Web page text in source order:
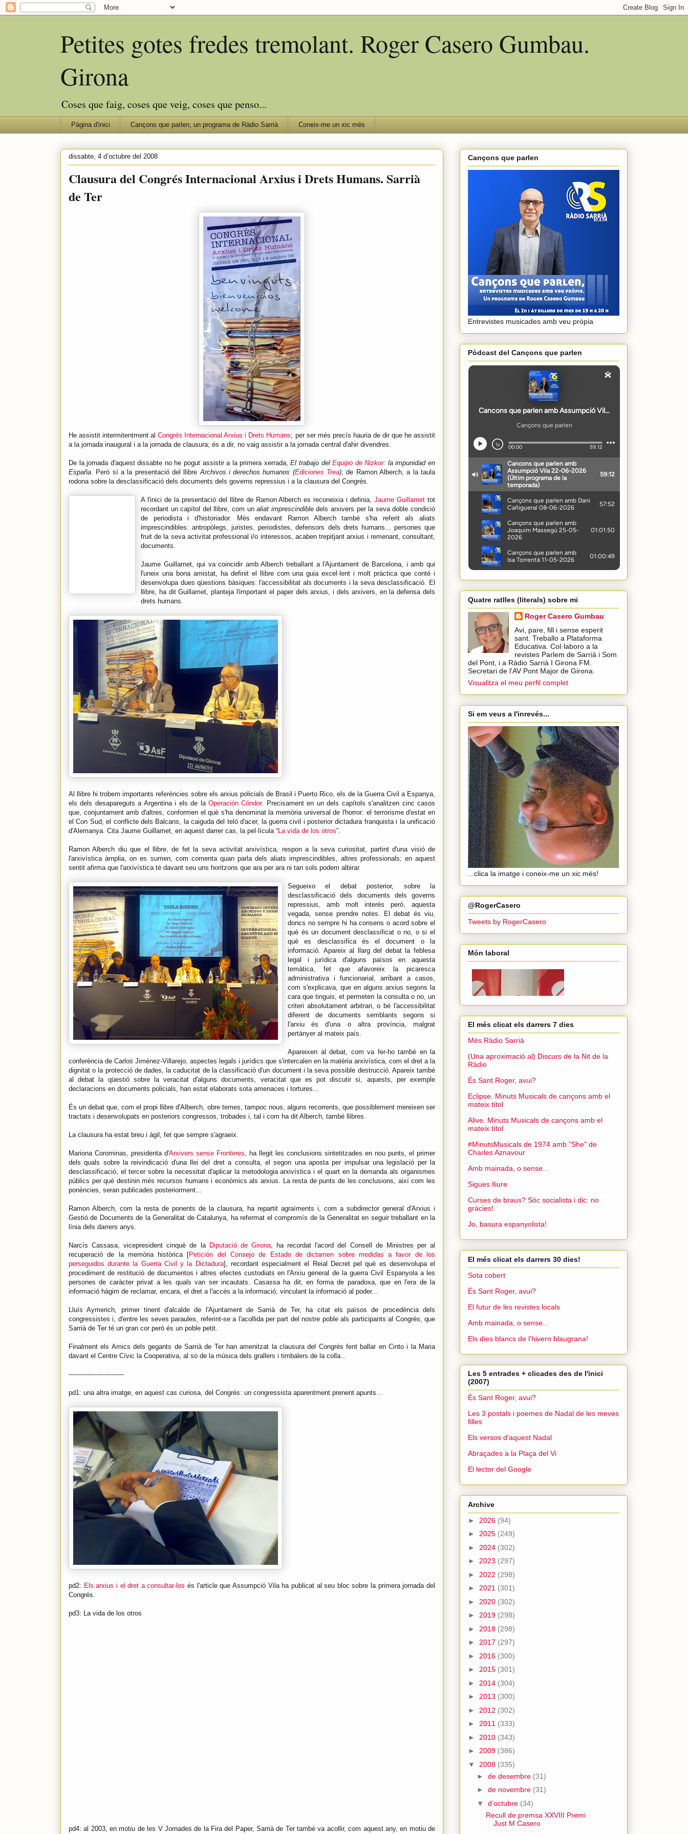
Petites gotes fredes tremolant. Roger Casero Gumbau.
Girona
Coses que faig, coses que veig, coses que penso...
Pàgina d'inici Cançons que parlen, un programa de Ràdio Sarrià Coneix-me un xic més
dissabte, 4 d’octubre del 2008
Clausura del Congrés Internacional Arxius i Drets Humans. Sarrià
de Ter
He assistit intermitentment alCongrés Internacional Arxius i Drets Humans; per ser més precís hauria de dir que he assistit
a la jornada inaugural i a la jornada de clausura; és a dir, no vaig assistir a la jornada central d'ahir divendres.
De la jornada d'aquest dissabte no he pogut assistir a la primera xerrada,El trabajo delEquipo de Nizkor: la impunidad en
España . Però sí a la presentació del llibre Archivos i derechos humanos (Ediciones Trea) , de Ramon Alberch, a la taula
rodona sobre la desclassificació dels documents dels governs repressius i a la clausura del Congrés.
A l'inici de la presentació del llibre de Ramon Alberch es reconeixia i definia,Jaume Guillamet tot
recordant un capítol del llibre, com unaliat imprescindibledels arxivers per la seva doble condició
de periodista i d'historiador. Més endavant Ramon Alberch també s'ha referit als aliats
imprescindibles: antropòlegs, juristes, periodistes, defensors dels drets humans... persones que
fruit de la seva activitat professional i/o interessos, acaben trepitjant arxius i remenant, consultant,
documents.
Jaume Guillamet, qui va coincidir amb Alberch treballant a l'Ajuntament de Barcelona, i amb qui
l'uneix una bona amistat, ha definit el llibre com una guia excel·lent i molt pràctica que conté i
desenvolupa dues qüestions bàsiques: l'accessibilitat als documents i la seva desclassificació. El
llibre, ha dit Guillamet, planteja l'important el paper dels arxius, i dels arxivers, en la defensa dels
drets humans.
Al llibre hi trobem importants referències sobre els arxius policials de Brasil i Puerto Rico, els de la Guerra Civil a Espanya,
els dels desapareguts a Argentina i els de la Operación Cóndor. Precisament en un dels capítols s'analitzen cinc casos
que, conjuntament amb d'altres, conformen el què s'ha denominat la memòria universal de l'horror: el terrorisme d'estat en
el Con Sud, el conflicte dels Balcans, la caiguda del teló d'acer, la guerra civil i posterior dictadura franquista i la unificació
d'Alemanya. Cita Jaume Guillamet, en aquest darrer cas, la pel·lícula “La vida de los otros”.
Ramon Alberch diu que el llibre, de fet la seva activitat arxivística, respon a la seva curiositat, partint d'una visió de
l'arxivística àmplia, on es sumen, com comenta quan parla dels aliats imprescindibles, altres professionals; en aquest
sentit afirma que l'arxivística té davant seu uns horitzons que ara per ara ni tan sols podem albirar.
Segueixo el debat posterior, sobre la
desclassificació dels documents dels governs
repressius, amb molt interès però, aquesta
vegada, sense prendre notes. El debat és viu,
doncs no sempre hi ha consens o acord sobre el
què és un document desclassificat o no, o si el
què es desclassifica és el document o la
informació. Apareix al llarg del debat la feblesa
legal i jurídica d'alguns països en aquesta
temàtica, fet que afavoreix la picaresca
administrativa i funcionarial, arribant a casos,
com s'explicava, que en alguns arxius segons la
cara que tinguis, et permeten la consulta o no, un
criteri absolutament arbitrari, o bé l'accessibilitat
diferent de documents semblants segons si
l'arxiu és d'una o altra província, malgrat
pertànyer al mateix país.
Apareixen al debat, com va fer-ho també en la
conferència de Carlos Jiménez-Villarejo, aspectes legals i jurídics que s'intercalen en la matèria arxivística, com el dret a la
dignitat o la protecció de dades, la caducitat de la classificació d'un document i la seva possible destrucció. Apareix també
al debat la qüestió sobre la veracitat d'alguns documents, veracitat que es pot discutir si, aquests, per exemple
declaracions en documents policials, han estat elaborats sota amenaces i tortures...
És un debat que, com el propi llibre d'Alberch, obre temes, tampoc nous, alguns recorrents, que possiblement mereixen ser
tractats i desenvolupats en posteriors congressos, trobades i, tal i com ha dit Alberch, també llibres.
La clausura ha estat breu i àgil, fet que sempre s'agraeix.
Mariona Corominas, presidenta d'Arxivers sense Fronteres , ha llegit les conclusions sintetitzades en nou punts, el primer
dels quals sobre la reivindicació d'una llei del dret a consulta, el segon una aposta per impulsar una legislació per la
desclassificació, el tercer sobre la necessitat d'aplicar la metodologia arxivística i el quart en la demanda als organismes
públics per què destinin més recursos humans i econòmics als arxius. La resta de punts de les conclusions, així com les
ponències, seran publicades posteriorment...
Ramon Alberch, com la resta de ponents de la clausura, ha repartit agraïments i, com a subdirector general d'Arxius i
Gestió de Documents de la Generalitat de Catalunya, ha refermat el compromís de la Generalitat en seguir treballant en la
línia dels darrers anys.
Narcís Cassasa, vicepresident cinquè de la Diputació de Girona, ha recordat l'acord del Consell de Ministres per al
recuperació de la memòria històrica [Petición del Consejo de Estado de dictamen sobre medidas a favor de los
perseguidos durante la Guerra Civil y la Dictadura], recordant especialment el Reial Decret pel què es desenvolupa el
procediment de restitució de documentos i altres efectes custodiats en l'Arxiu general de la guerra Civil Espanyola a les
persones de caràcter privat a les quals van ser incautats. Casassa ha dit, en forma de paradoxa, que en l'era de la
informació hàgim de reclamar, encara, el dret a l'accés a la informació, vinculant la informació al poder...
Lluís Aymerich, primer tinent d'alcalde de l'Ajuntament de Sarrià de Ter, ha citat els països de procedència dels
congressistes i, d'entre les seves paraules, referint-se a l'acollida per part del nostre poble als participants al Congrés, que
Sarrià de Ter té un gran cor però és un poble petit.
Finalment els Amics dels gegants de Sarrià de Ter han amenitzat la clausura del Congrés fent ballar en Cinto i la Maria
davant el Centre Cívic la Cooperativa, al so de la música dels grallers i timbalers de la colla...
---------------------------
pd1: una altra imatge, en aquest cas curiosa, del Congrés: un congressista aparentment prenent apunts...
pd2: Els arxius i el dret a consultar-los és l'article que Assumpció Vila ha publicat al seu bloc sobre la primera jornada del
Congrés.
pd3: La vida de los otros
pd4: al 2003, en motiu de les V Jornades de la Fira del Paper, Sarrià de Ter també va acollir, com aquest any, en motiu de
Cançons que parlen
Entrevistes musicades amb veu pròpia
Pòdcast del Cançons que parlen
Quatre ratlles (literals) sobre mi
Roger Casero Gumbau
Avi, pare, fill i sense esperit
sant. Treballo a Plataforma
Educativa. Col·laboro a la
revistes Parlem de Sarrià i Som
del Pont, i a Ràdio Sarrià I Girona FM.
Secretari de l'AV Pont Major de Girona.
Visualitza el meu perfil complet
Si em veus a l'inrevés...
...clica la imatge i coneix-me un xic més!
@RogerCasero
Tweets by RogerCasero
Món laboral
El més clicat els darrers 7 dies
Més Ràdio Sarrià
(Una aproximació al) Discurs de la Nit de la
Ràdio
És Sant Roger, avui?
Eclipse. Minuts Musicals de cançons amb el
mateix títol
Alive. Minuts Musicals de cançons amb el
mateix títol
#MinutsMusicals de 1974 amb "She" de
Charles Aznavour
Amb mainada, o sense...
Sigues lliure
Curses de braus? Sóc socialista i dic: no
gràcies!
Jo, basura espanyolista!
El més clicat els darrers 30 dies!
Sota cobert
És Sant Roger, avui?
El futur de les revistes locals
Amb mainada, o sense...
Els dies blancs de l'hivern blaugrana!
Les 5 entrades + clicades des de l'inici
(2007)
És Sant Roger, avui?
Les 3 postals i poemes de Nadal de les meves
filles
Els versos d'aquest Nadal
Abraçades a la Plaça del Vi
El lector del Google
Archive
► 2026 (94)
► 2025 (249)
► 2024 (302)
► 2023 (297)
► 2022 (298)
► 2021 (301)
► 2020 (302)
► 2019 (298)
► 2018 (298)
► 2017 (297)
► 2016 (300)
► 2015 (301)
► 2014 (304)
► 2013 (300)
► 2012 (302)
► 2011 (333)
► 2010 (343)
► 2009 (386)
▼ 2008 (335)
► de desembre (31)
► de novembre (31)
▼ d’octubre (34)
Recull de premsa XXVIII Premi
Just M Casero